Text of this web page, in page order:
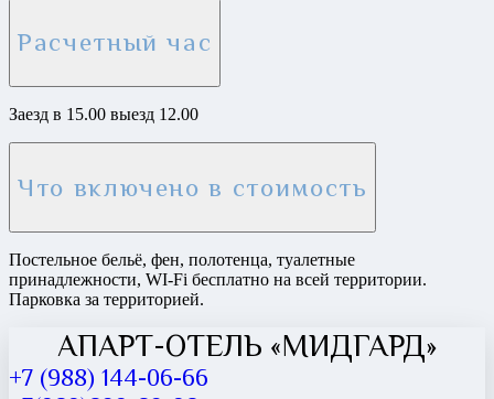
Расчетный час
Заезд в 15.00 выезд 12.00
Что включено в стоимость
Постельное бельё, фен, полотенца, туалетные
принадлежности, WI-Fi бесплатно на всей территории.
Парковка за территорией.
АПАРТ-ОТЕЛЬ «МИДГАРД»
+7 (988) 144-06-66